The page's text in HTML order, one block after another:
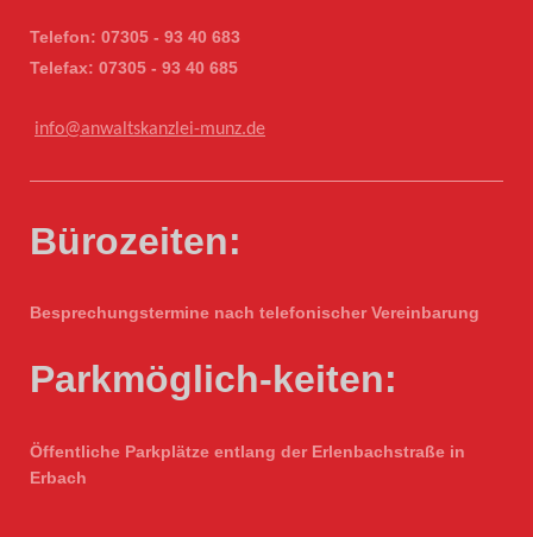
Telefon: 07305 - 93 40 683
Telefax: 07305 - 93 40 685
info@anwaltskanzlei-munz.de
Bürozeiten:
Besprechungstermine nach telefonischer Vereinbarung
Parkmöglich-keiten:
Öffentliche Parkplätze entlang der Erlenbachstraße in
Erbach